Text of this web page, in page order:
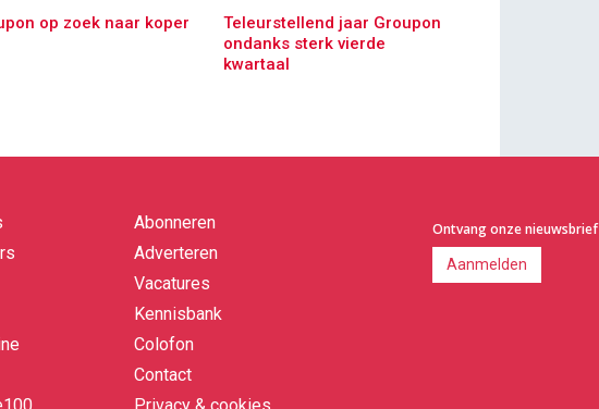
op zoek naar koper
Teleurstellend jaar Groupon
ondanks sterk vierde
kwartaal
Abonneren
Adverteren
Vacatures
Kennisbank
Colofon
Contact
Ontvang onze nieuwsbrief
Aanmelden